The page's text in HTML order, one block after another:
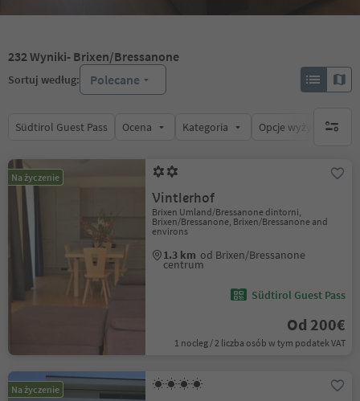
232Wyniki- Brixen/Bressanone
Sortuj według: Polecane
Südtirol Guest Pass Ocena Kategoria Opcje wyżywieniabrak
Na życzenie
Vintlerhof
Brixen Umland/Bressanone dintorni,
Brixen/Bressanone, Brixen/Bressanone and
environs
1.3 km od Brixen/Bressanone
centrum
Südtirol Guest Pass
Od 200€
1 nocleg / 2 liczba osób w tym podatek VAT
Na życzenie